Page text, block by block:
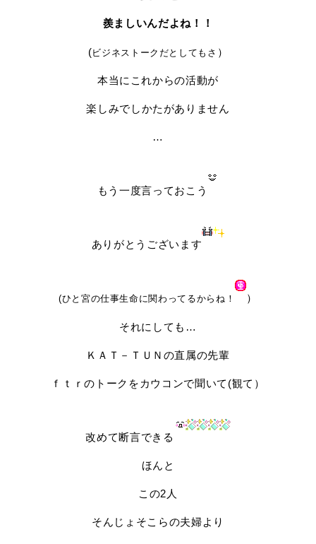
羨ましいんだよね！！
(ビジネストークだとしてもさ ）
本当にこれからの活動が
楽しみでしかたがありません
…
もう一度言っておこう
ありがとうございます
(ひと宮の仕事生命に関わってるからね！ ）
それにしても…
ＫＡＴ－ＴＵＮの直属の先輩
ｆｔｒのトークをカウコンで聞いて(観て）
改めて断言できる
ほんと
この2人
そんじょそこらの夫婦より